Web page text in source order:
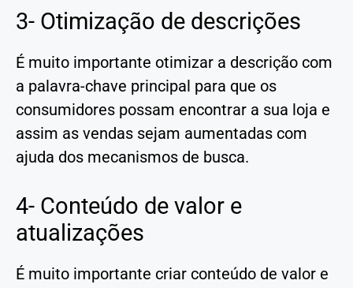
3- Otimização de descrições
É muito importante otimizar a descrição com
a palavra-chave principal para que os
consumidores possam encontrar a sua loja e
assim as vendas sejam aumentadas com
ajuda dos mecanismos de busca.
4- Conteúdo de valor e
atualizações
É muito importante criar conteúdo de valor e